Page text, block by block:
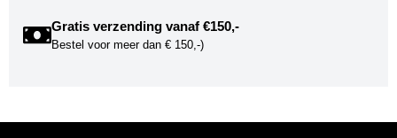
Gratis verzending vanaf €150,-
Bestel voor meer dan € 150,-)